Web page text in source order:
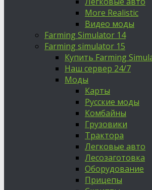
More Realistic
Видео моды
Farming Simulator 14
Farming simulator 15
Купить Farming
Наш сервер 24/7
Моды
Карты
Русские моды
Комбайны
Грузовики
Трактора
Легковые авто
Лесозаготовка
Оборудование
Прицепы